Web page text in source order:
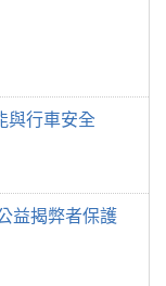
與行車安全
益揭弊者保護